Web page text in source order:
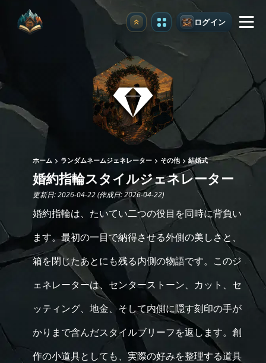
アップグレード ログイン
ホーム ランダムネームジェネレーター その他 結婚式
婚約指輪スタイルジェネレーター
更新日: 2026-04-22 (作成日: 2026-04-22)
婚約指輪は、たいてい二つの役目を同時に背負い
ます。最初の一目で納得させる外側の美しさと、
箱を閉じたあとにも残る内側の物語です。このジ
ェネレーターは、センターストーン、カット、セ
ッティング、地金、そして内側に隠す刻印の手が
かりまで含んだスタイルブリーフを返します。創
作の小道具としても、実際の好みを整理する道具